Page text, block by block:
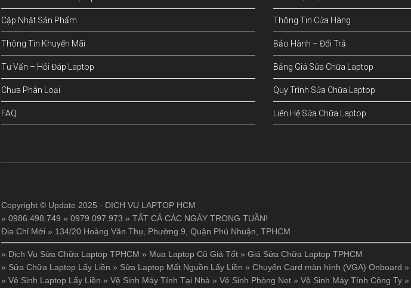
Cập Nhật Sản Phẩm
Thông Tin Khuyến Mãi
Tư Vấn – Hỏi Đáp Laptop
Chưa Phân Loại
FAQ
Thông Tin Cửa Hàng
Bảo Hành – Đổi Trả
Bảng Giá Sửa Chữa Laptop
Quy Trình Sửa Chữa Laptop
Liên Hệ Sửa Chữa Laptop
Copyright © Update 2025 · DỊCH VỤ LAPTOP HCM
» 0986.498.749 » 0979.097.973 » TẤT CẢ CÁC NGÀY TRONG TUẦN!
Địa Chỉ Mới » 134/20 Hoàng Văn Thụ, Phường 9, Quận Phú Nhuận, TPHCM
» Dịch Vụ Sửa Chữa Laptop TPHCM » Mua Laptop Cũ Giá Tốt » Giá Sửa Chữa Laptop TPHCM
» Sửa Chữa Laptop Lấy Liền » Sửa Laptop Mất Nguồn Lấy Liền » Chuyển Card màn hình (VGA) Onboard »
» Vệ Sinh Laptop Lấy Liền » Vệ Sinh Máy Tính Tại Nhà » Vệ Sinh Phòng Net » Vệ Sinh Máy Tính Công Ty »